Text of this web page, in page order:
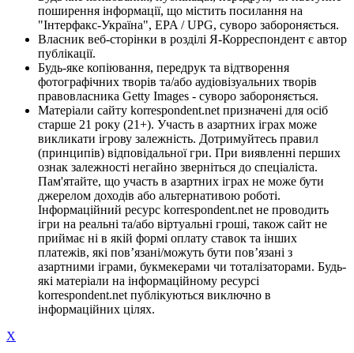
поширення інформації, що містить посилання на
"Інтерфакс-Україна", EPA / UPG, суворо забороняється.
Власник веб-сторінки в розділі Я-Корреспондент є автор
публікації.
Будь-яке копіювання, передрук та відтворення
фотографічних творів та/або аудіовізуальних творів
правовласника Getty Images - суворо забороняється.
Матеріали сайту korrespondent.net призначені для осіб
старше 21 року (21+). Участь в азартних іграх може
викликати ігрову залежність. Дотримуйтесь правил
(принципів) відповідальної гри. При виявленні перших
ознак залежності негайно зверніться до спеціаліста.
Пам'ятайте, що участь в азартних іграх не може бути
джерелом доходів або альтернативою роботі.
Інформаційний ресурс korrespondent.net не проводить
ігри на реальні та/або віртуальні гроші, також сайт не
приймає ні в якій формі оплату ставок та інших
платежів, які пов’язані/можуть бути пов’язані з
азартними іграми, букмекерами чи тоталізаторами. Будь-
які матеріали на інформаційному ресурсі
korrespondent.net публікуються виключно в
інформаційних цілях.
X